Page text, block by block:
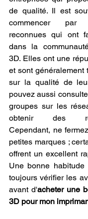
de qualité. Il est
commencer par
reconnues qui ont
dans la
3D. Elles ont une
et sont généralement
sur la qualité de
pouvez aussi
groupes sur les
obtenir des
Cependant, ne
petites marques ;
offrent un excellent
Une bonne
toujours vérifier les
avant d'acheter une
3D pour mon